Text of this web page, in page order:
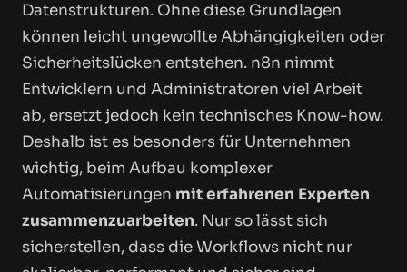
Datenstrukturen. Ohne diese Grundlagen
können leicht ungewollte Abhängigkeiten oder
Sicherheitslücken entstehen. n8n nimmt
Entwicklern und Administratoren viel Arbeit
ab, ersetzt jedoch kein technisches Know-how.
Deshalb ist es besonders für Unternehmen
wichtig, beim Aufbau komplexer
Automatisierungen mit erfahrenen Experten
zusammenzuarbeiten. Nur so lässt sich
sicherstellen, dass die Workflows nicht nur